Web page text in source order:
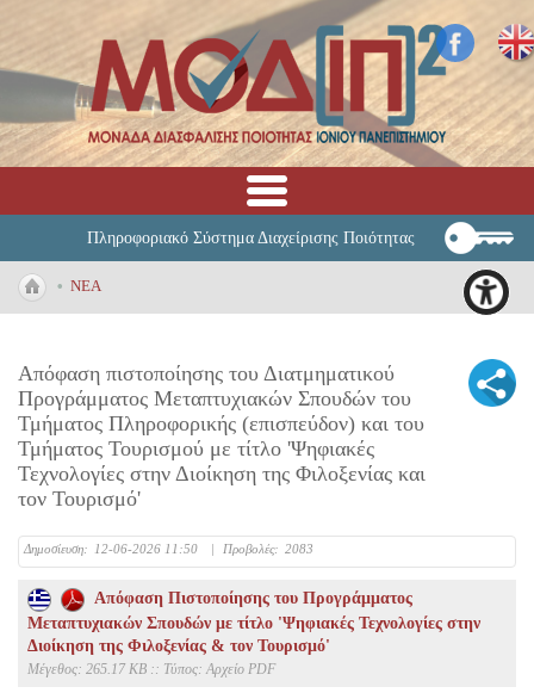
Πληροφοριακό Σύστημα Διαχείρισης Ποιότητας
• ΝΕΑ
Απόφαση πιστοποίησης του Διατμηματικού
Προγράμματος Μεταπτυχιακών Σπουδών του
Τμήματος Πληροφορικής (επισπεύδον) και του
Τμήματος Τουρισμού με τίτλο 'Ψηφιακές
Τεχνολογίες στην Διοίκηση της Φιλοξενίας και
τον Τουρισμό'
Δημοσίευση: 12-06-2026 11:50 | Προβολές: 2083
Απόφαση Πιστοποίησης του Προγράμματος
Μεταπτυχιακών Σπουδών με τίτλο 'Ψηφιακές Τεχνολογίες στην
Διοίκηση της Φιλοξενίας & τον Τουρισμό'
Mέγεθος: 265.17 KB :: Τύπος: Αρχείο PDF